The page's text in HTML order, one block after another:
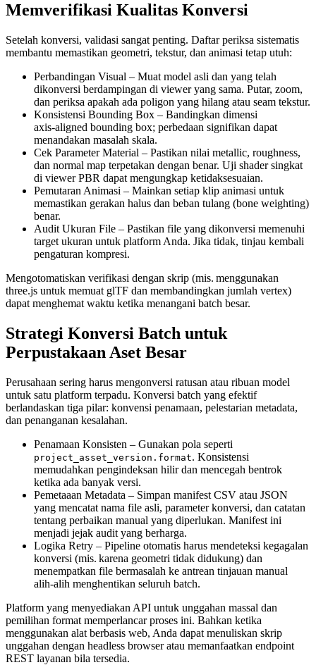
Memverifikasi Kualitas Konversi
Setelah konversi, validasi sangat penting. Daftar periksa sistematis
membantu memastikan geometri, tekstur, dan animasi tetap utuh:
Perbandingan Visual – Muat model asli dan yang telah
dikonversi berdampingan di viewer yang sama. Putar, zoom,
dan periksa apakah ada poligon yang hilang atau seam tekstur.
Konsistensi Bounding Box – Bandingkan dimensi
axis‑aligned bounding box; perbedaan signifikan dapat
menandakan masalah skala.
Cek Parameter Material – Pastikan nilai metallic, roughness,
dan normal map terpetakan dengan benar. Uji shader singkat
di viewer PBR dapat mengungkap ketidaksesuaian.
Pemutaran Animasi – Mainkan setiap klip animasi untuk
memastikan gerakan halus dan beban tulang (bone weighting)
benar.
Audit Ukuran File – Pastikan file yang dikonversi memenuhi
target ukuran untuk platform Anda. Jika tidak, tinjau kembali
pengaturan kompresi.
Mengotomatiskan verifikasi dengan skrip (mis. menggunakan
three.js untuk memuat glTF dan membandingkan jumlah vertex)
dapat menghemat waktu ketika menangani batch besar.
Strategi Konversi Batch untuk
Perpustakaan Aset Besar
Perusahaan sering harus mengonversi ratusan atau ribuan model
untuk satu platform terpadu. Konversi batch yang efektif
berlandaskan tiga pilar: konvensi penamaan, pelestarian metadata,
dan penanganan kesalahan.
Penamaan Konsisten – Gunakan pola seperti
project_asset_version.format. Konsistensi
memudahkan pengindeksan hilir dan mencegah bentrok
ketika ada banyak versi.
Pemetaaan Metadata – Simpan manifest CSV atau JSON
yang mencatat nama file asli, parameter konversi, dan catatan
tentang perbaikan manual yang diperlukan. Manifest ini
menjadi jejak audit yang berharga.
Logika Retry – Pipeline otomatis harus mendeteksi kegagalan
konversi (mis. karena geometri tidak didukung) dan
menempatkan file bermasalah ke antrean tinjauan manual
alih‑alih menghentikan seluruh batch.
Platform yang menyediakan API untuk unggahan massal dan
pemilihan format memperlancar proses ini. Bahkan ketika
menggunakan alat berbasis web, Anda dapat menuliskan skrip
unggahan dengan headless browser atau memanfaatkan endpoint
REST layanan bila tersedia.